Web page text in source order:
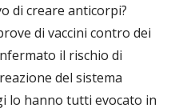
di creare anticorpi?
di vaccini contro dei
il rischio di
del sistema
lo hanno tutti evocato in